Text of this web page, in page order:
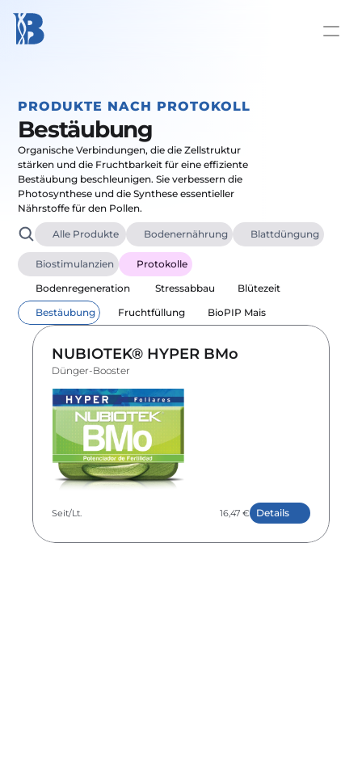
PRODUKTE NACH PROTOKOLL
Bestäubung
Organische Verbindungen, die die Zellstruktur
stärken und die Fruchtbarkeit für eine effiziente
Bestäubung beschleunigen. Sie verbessern die
Photosynthese und die Synthese essentieller
Nährstoffe für den Pollen.
Alle Produkte Bodenernährung Blattdüngung
Biostimulanzien
Protokolle
Bodenregeneration
Stressabbau
Blütezeit
Bestäubung
Fruchtfüllung BioPIP Mais
NUBIOTEK® HYPER BMo
Dünger-Booster
Seit/Lt. 16,47 € Details